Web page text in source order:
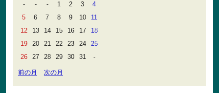
-
- - 1 2 3
4
5
6 7 8 9 10
11
12
13 14 15 16 17
18
19
20 21 22 23 24
25
26
27 28 29 30 31 -
前の月 次の月